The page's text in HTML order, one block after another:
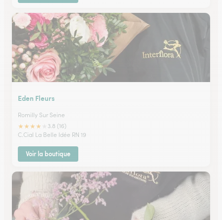
Eden Fleurs
Romilly Sur Seine
★★★★
3.8 (16)
C.Cial La Belle Idée RN 19
Voir la boutique